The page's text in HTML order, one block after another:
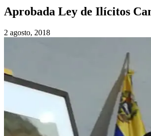
Aprobada Ley de Ilícitos
2 agosto, 2018